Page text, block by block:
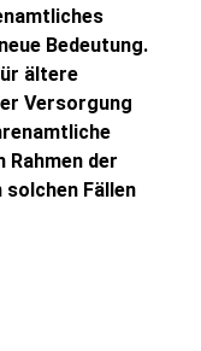
Bedeutung.
ältere
Versorgung
Rahmen der
Fällen